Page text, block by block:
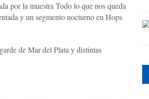
por la muestra Todo lo que nos queda
y un segmento nocturno en Hops
de Mar del Plata y distintas